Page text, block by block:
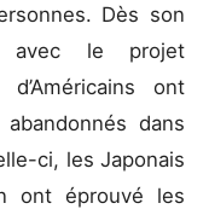
Dès son
avec le projet
ont
dans
ci, les Japonais
ont éprouvé les